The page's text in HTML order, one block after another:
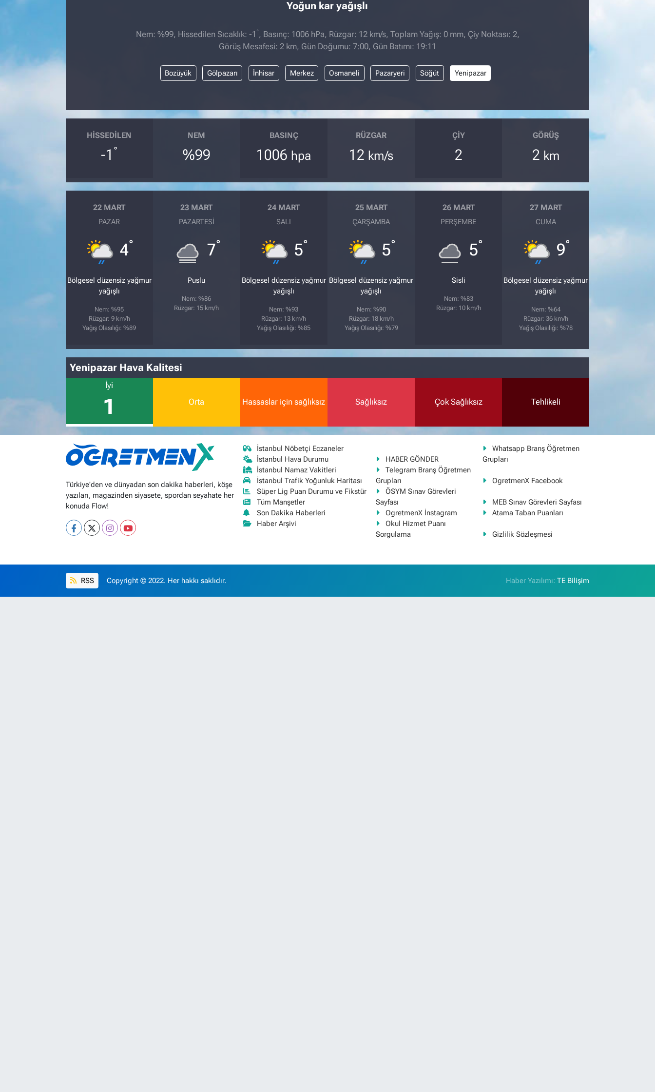
Yoğun kar yağışlı
Nem: %99, Hissedilen Sıcaklık: -1 °, Basınç: 1006 hPa, Rüzgar: 12 km/s, Toplam Yağış: 0 mm, Çiy Noktası: 2,
Görüş Mesafesi: 2 km, Gün Doğumu: 7:00, Gün Batımı: 19:11
Bozüyük Gölpazarı İnhisar Merkez Osmaneli Pazaryeri Söğüt Yenipazar
HISSEDILEN
-1 °
NEM
%99
BASINÇ
1006 hpa
RÜZGAR
12 km/s
ÇIY
2
GÖRÜŞ
2 km
22 MART
PAZAR
4°
Bölgesel düzensiz yağmur
yağışlı
Nem: %95
Rüzgar: 9 km/h
Yağış Olasılığı: %89
23 MART
PAZARTESI
7°
Puslu
Nem: %86
Rüzgar: 15 km/h
24 MART
SALI
5°
Bölgesel düzensiz yağmur
yağışlı
Nem: %93
Rüzgar: 13 km/h
Yağış Olasılığı: %85
25 MART
ÇARŞAMBA
5°
Bölgesel düzensiz yağmur
yağışlı
Nem: %90
Rüzgar: 18 km/h
Yağış Olasılığı: %79
26 MART
PERŞEMBE
5°
Sisli
Nem: %83
Rüzgar: 10 km/h
27 MART
CUMA
9°
Bölgesel düzensiz yağmur
yağışlı
Nem: %64
Rüzgar: 36 km/h
Yağış Olasılığı: %78
Yenipazar Hava Kalitesi
İyi
1 Orta Hassaslar için sağlıksız Sağlıksız Çok Sağlıksız Tehlikeli
Türkiye'den ve dünyadan son dakika haberleri, köşe
yazıları, magazinden siyasete, spordan seyahate her
konuda Flow!
İstanbul Nöbetçi Eczaneler
İstanbul Hava Durumu
İstanbul Namaz Vakitleri
İstanbul Trafik Yoğunluk Haritası
Süper Lig Puan Durumu ve Fikstür
Tüm Manşetler
Son Dakika Haberleri
Haber Arşivi
HABER GÖNDER
Whatsapp Branş Öğretmen
Grupları
Telegram Branş Öğretmen
Grupları
OgretmenX Facebook
ÖSYM Sınav Görevleri
Sayfası
MEB Sınav Görevleri Sayfası
OgretmenX İnstagram
Atama Taban Puanları
Okul Hizmet Puanı
Sorgulama
Gizlilik Sözleşmesi
RSS Copyright © 2022. Her hakkı saklıdır. Haber Yazılımı:TE Bilişim